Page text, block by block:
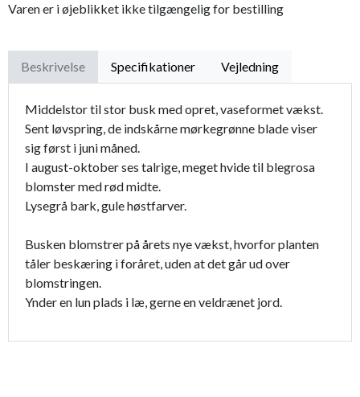
Varen er i øjeblikket ikke tilgængelig for bestilling
Beskrivelse Specifikationer Vejledning
Middelstor til stor busk med opret, vaseformet vækst.
Sent løvspring, de indskårne mørkegrønne blade viser
sig først i juni måned.
I august-oktober ses talrige, meget hvide til blegrosa
blomster med rød midte.
Lysegrå bark, gule høstfarver.
Busken blomstrer på årets nye vækst, hvorfor planten
tåler beskæring i foråret, uden at det går ud over
blomstringen.
Ynder en lun plads i læ, gerne en veldrænet jord.